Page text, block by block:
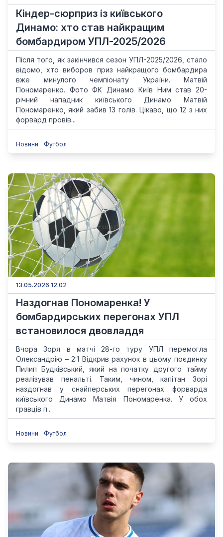
Кіндер-сюрприз із київського
Динамо: хто став найкращим
бомбардиром УПЛ-2025/2026
Після того, як закінчився сезон УПЛ-2025/2026, стало
відомо, хто виборов приз найкращого бомбардира
вже минулого чемпіонату України. Матвій
Пономаренко. Фото ФК Динамо Київ Ним став 20-
річний нападник київського Динамо Матвій
Пономаренко, який забив 13 голів. Цікаво, що 12 з них
форвард провів...
Новини Футбол
13.05.2026 12:02
Наздогнав Пономаренка! У
бомбардирських перегонах УПЛ
встановилося двовладдя
Вчора Зоря в матчі 28-го туру УПЛ перемогла
Олександрію – 2:1 Відкрив рахунок в цьому поєдинку
Пилип Будківський, який на початку другого тайму
реалізував пенальті. Таким, чином, капітан Зорі
наздогнав у снайперських перегонах форварда
київського Динамо Матвія Пономаренка. У обох
гравців п...
Новини Футбол